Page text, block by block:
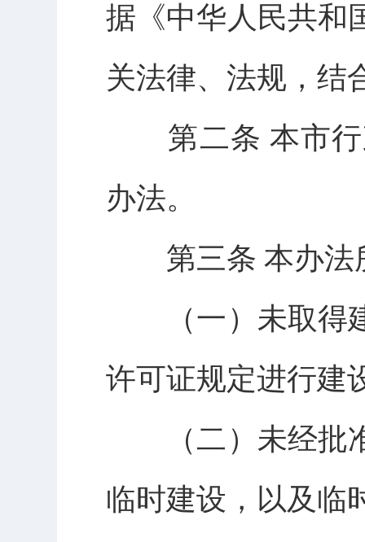
据《中华人民共和
关法律、法规，结
第二条 本市行
办法。
第三条 本办法
（一）未取得建
许可证规定进行建
（二）未经批准
临时建设，以及临